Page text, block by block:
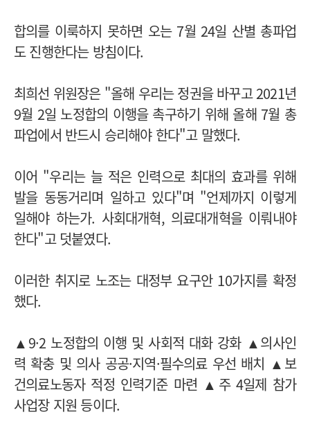
합의를 이룩하지 못하면 오는 7월 24일 산별 총파업
도 진행한다는 방침이다.
최희선 위원장은 "올해 우리는 정권을 바꾸고 2021년
9월 2일 노정합의 이행을 촉구하기 위해 올해 7월 총
파업에서 반드시 승리해야 한다"고 말했다.
이어 "우리는 늘 적은 인력으로 최대의 효과를 위해
발을 동동거리며 일하고 있다"며 "언제까지 이렇게
일해야 하는가. 사회대개혁, 의료대개혁을 이뤄내야
한다"고 덧붙였다.
이러한 취지로 노조는 대정부 요구안 10가지를 확정
했다.
▲9·2 노정합의 이행 및 사회적 대화 강화 ▲의사인
력 확충 및 의사 공공·지역·필수의료 우선 배치 ▲보
건의료노동자 적정 인력기준 마련 ▲주 4일제 참가
사업장 지원 등이다.